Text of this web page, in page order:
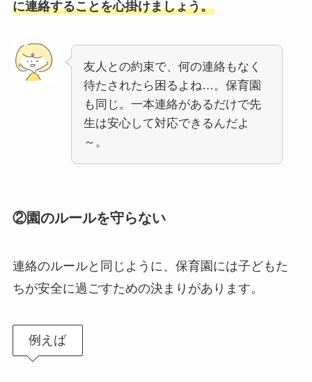
に連絡することを心掛けましょう。
友人との約束で、何の連絡もなく
待たされたら困るよね…。保育園
も同じ。一本連絡があるだけで先
生は安心して対応できるんだよ
～。
②園のルールを守らない
連絡のルールと同じように、保育園には子どもた
ちが安全に過ごすための決まりがあります。
例えば